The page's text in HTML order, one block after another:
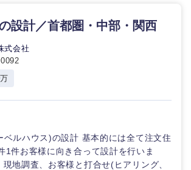
縄
熊本県
設計／首都圏・中部・関西
式会社
ベルハウス)の設計 基本的には全て注文住
1件お客様に向き合って設計を行いま
地調査、お客様と打合せ(ヒアリング、